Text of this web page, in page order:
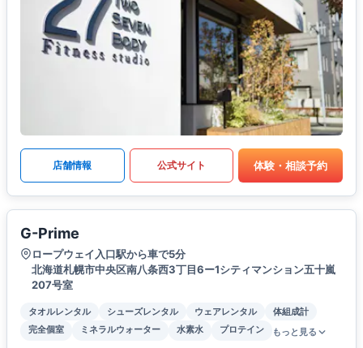
店舗情報 公式サイト 体験・相談予約
G-Prime
ロープウェイ入口駅から車で5分
北海道札幌市中央区南八条西3丁目6ー1シティマンション五十嵐
207号室
タオルレンタル シューズレンタル ウェアレンタル
体組成計
完全個室
ミネラルウォーター 水素水 プロテイン もっと見る